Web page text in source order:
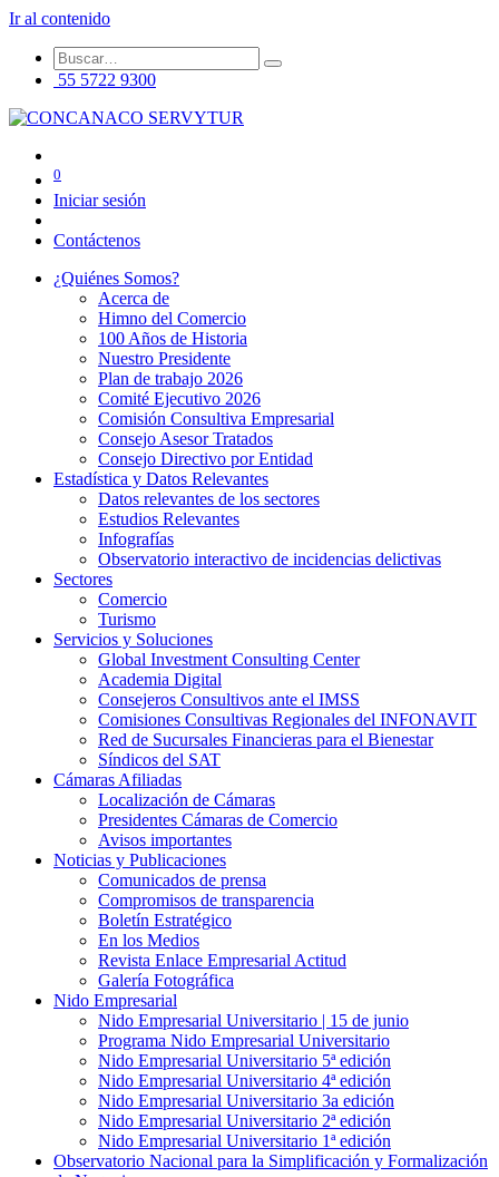
Ir al contenido
55 5722 9300
0
Iniciar sesión
Contáctenos
¿Quiénes Somos?
Acerca de
Himno del Comercio
100 Años de Historia
Nuestro Presidente
Plan de trabajo 2026
Comité Ejecutivo 2026
Comisión Consultiva Empresarial
Consejo Asesor Tratados
Consejo Directivo por Entidad
Estadística y Datos Relevantes
Datos relevantes de los sectores
Estudios Relevantes
Infografías
Observatorio interactivo de incidencias delictivas
Sectores
Comercio
Turismo
Servicios y Soluciones
Global Investment Consulting Center
Academia Digital
Consejeros Consultivos ante el IMSS
Comisiones Consultivas Regionales del INFONAVIT
Red de Sucursales Financieras para el Bienestar
Síndicos del SAT
Cámaras Afiliadas
Localización de Cámaras
Presidentes Cámaras de Comercio
Avisos importantes
Noticias y Publicaciones
Comunicados de prensa
Compromisos de transparencia
Boletín Estratégico
En los Medios
Revista Enlace Empresarial Actitud
Galería Fotográfica
Nido Empresarial
Nido Empresarial Universitario | 15 de junio
Programa Nido Empresarial Universitario
Nido Empresarial Universitario 5ª edición
Nido Empresarial Universitario 4ª edición
Nido Empresarial Universitario 3a edición
Nido Empresarial Universitario 2ª edición
Nido Empresarial Universitario 1ª edición
Observatorio Nacional para la Simplificación y Formalización